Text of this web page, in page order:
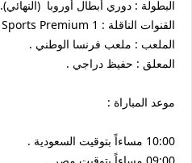
البطولة : دوري أبطال أوروبا (النهائي).
القنوات الناقلة : beIN Sports Premium 1 .
الملعب : ملعب فرنسا الوطني .
المعلق : حفيظ دراجي .
موعد المباراة :
10:00 مساءاً بتوقيت السعودية .